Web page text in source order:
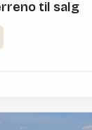
til salg